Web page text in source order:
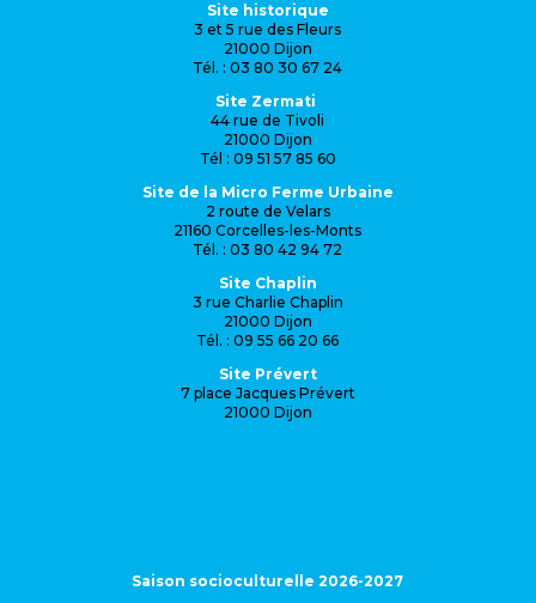
Site historique
3 et 5 rue des Fleurs
21000 Dijon
Tél. : 03 80 30 67 24
Site Zermati
44 rue de Tivoli
21000 Dijon
Tél : 09 51 57 85 60
Site de la Micro Ferme Urbaine
2 route de Velars
21160 Corcelles-les-Monts
Tél. : 03 80 42 94 72
Site Chaplin
3 rue Charlie Chaplin
21000 Dijon
Tél. : 09 55 66 20 66
Site Prévert
7 place Jacques Prévert
21000 Dijon
Saison socioculturelle 2026-2027